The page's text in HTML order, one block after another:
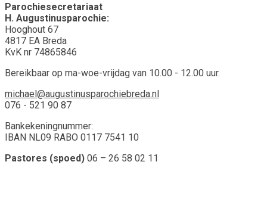
Parochiesecretariaat
H. Augustinusparochie:
Hooghout 67
4817 EA Breda
KvK nr 74865846
Bereikbaar op ma-woe-vrijdag van 10.00 - 12.00 uur.
michael@augustinusparochiebreda.nl
076 - 521 90 87
Bankekeningnummer:
IBAN NL09 RABO 0117 7541 10
Pastores (spoed) 06 – 26 58 02 11